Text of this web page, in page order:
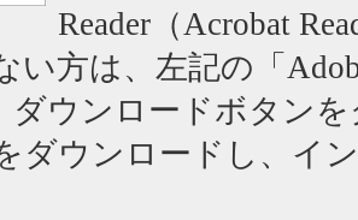
Reader（Acrobat
い方は、左記の「
ダウンロードボタン
ダウンロードし、イ